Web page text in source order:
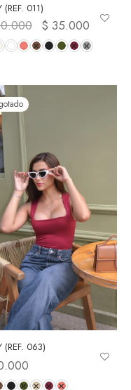
(REF. 011)
El precio
original
$ 35.000
El
actual
(REF. 063)